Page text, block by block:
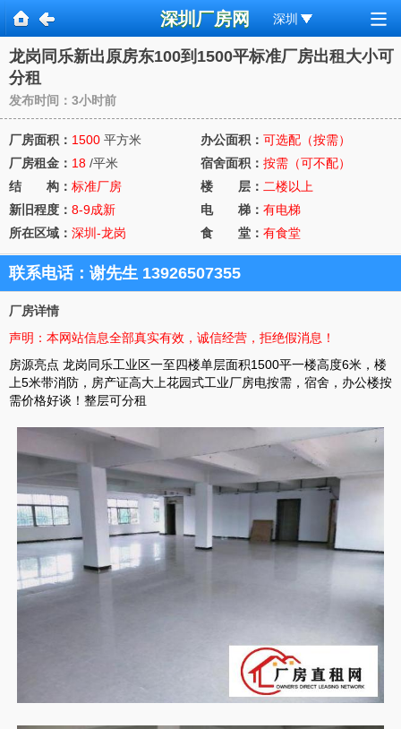
深圳厂房网 深圳
龙岗同乐新出原房东100到1500平标准厂房出租大小可
分租
发布时间：3小时前
厂房面积： 1500 平方米 办公面积： 可选配（按需）
厂房租金： 18 /平米 宿舍面积： 按需（可不配）
结 构： 标准厂房 楼 层： 二楼以上
新旧程度： 8-9成新 电 梯： 有电梯
所在区域： 深圳-龙岗 食 堂： 有食堂
联系电话： 谢先生 13926507355
厂房详情
声明：本网站信息全部真实有效，诚信经营，拒绝假消息！
房源亮点 龙岗同乐工业区一至四楼单层面积1500平一楼高度6米，楼
上5米带消防，房产证高大上花园式工业厂房电按需，宿舍，办公楼按
需价格好谈！整层可分租